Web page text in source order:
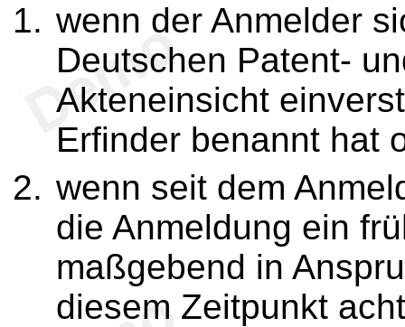
wenn der Anmelder
Deutschen Patent-
Akteneinsicht
Erfinder benannt hat
wenn seit dem
die Anmeldung ein
maßgebend in
diesem Zeitpunkt